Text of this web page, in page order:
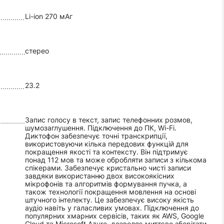
Li-ion 270 мАг
стерео
23.2
Запис голосу в текст, запис телефонних розмов,
шумозаглушення. Підключення до ПК, Wi-Fi.
Диктофон забезпечує точні транскрипції,
використовуючи кілька передових функцій для
покращення якості та контексту. Він підтримує
понад 112 мов та може обробляти записи з кількома
спікерами. Забезпечує кристально чисті записи
завдяки використанню двох високоякісних
мікрофонів та алгоритмів формування пучка, а
також технології покращення мовлення на основі
штучного інтелекту. Це забезпечує високу якість
аудіо навіть у галасливих умовах. Підключення до
популярних хмарних сервісів, таких як AWS, Google